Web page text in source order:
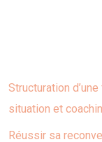
Structuration
situation et
Réussir sa